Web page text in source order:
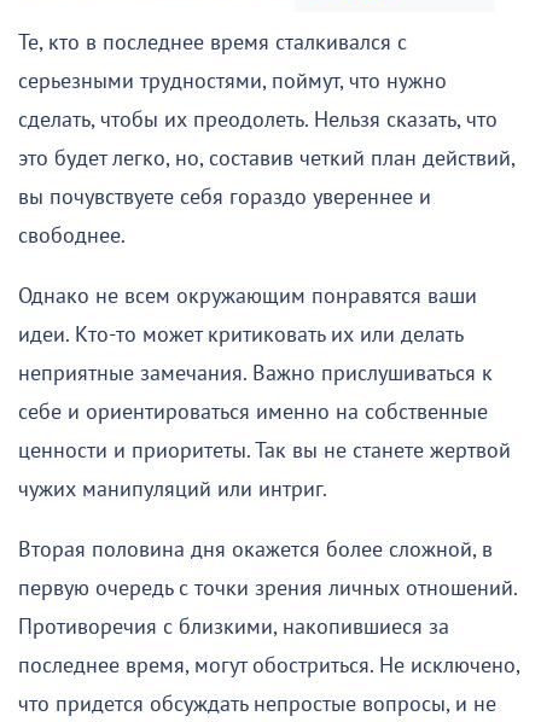
Те, кто в последнее время сталкивался с
серьезными трудностями, поймут, что нужно
сделать, чтобы их преодолеть. Нельзя сказать, что
это будет легко, но, составив четкий план действий,
вы почувствуете себя гораздо увереннее и
свободнее.
Однако не всем окружающим понравятся ваши
идеи. Кто-то может критиковать их или делать
неприятные замечания. Важно прислушиваться к
себе и ориентироваться именно на собственные
ценности и приоритеты. Так вы не станете жертвой
чужих манипуляций или интриг.
Вторая половина дня окажется более сложной, в
первую очередь с точки зрения личных отношений.
Противоречия с близкими, накопившиеся за
последнее время, могут обостриться. Не исключено,
что придется обсуждать непростые вопросы, и не